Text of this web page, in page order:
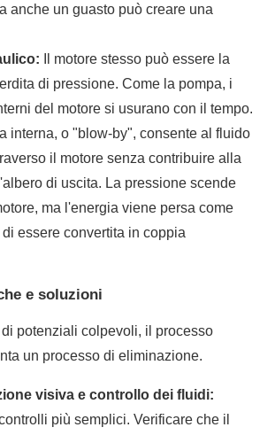
anche un guasto può creare una
Il motore stesso può essere la
di pressione. Come la pompa, i
del motore si usurano con il tempo.
interna, o "blow-by", consente al fluido
il motore senza contribuire alla
di uscita. La pressione scende
ma l'energia viene persa come
essere convertita in coppia
e soluzioni
potenziali colpevoli, il processo
un processo di eliminazione.
visiva e controllo dei fluidi:
più semplici. Verificare che il